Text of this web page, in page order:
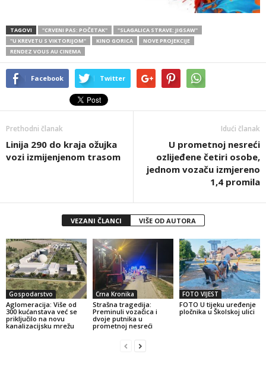
TAGOVI "CRVENI PAS: POČETAK"
"SLAGALICA STRAVE: JIGSAW"
"U KREVETU S VIKTORIJOM"
KINO GORICA
NOVE PROJEKCIJE
RENDEZ VOUS AU CINEMA
Facebook Twitter
Prethodni članak
Linija 290 do kraja ožujka
vozi izmijenjenom trasom
Idući članak
U prometnoj nesreći
ozlijeđene četiri osobe,
jednom vozaču izmjereno
1,4 promila
VEZANI ČLANCI VIŠE OD AUTORA
Gospodarstvo
Aglomeracija: Više od
300 kućanstava već se
priključilo na novu
kanalizacijsku mrežu
Crna Kronika
Strašna tragedija:
Preminuli vozačica i
dvoje putnika u
prometnoj nesreći
FOTO VIJEST
FOTO U tijeku uređenje
pločnika u Školskoj ulici